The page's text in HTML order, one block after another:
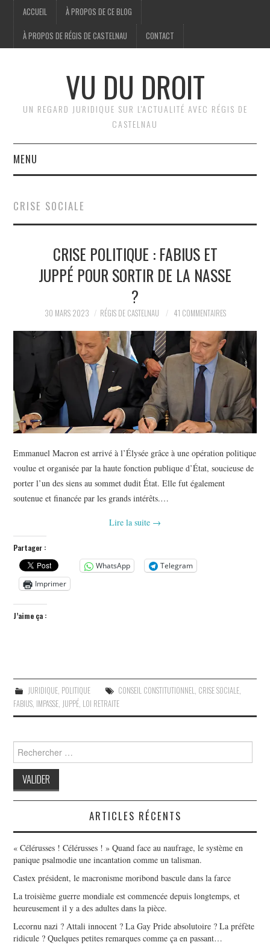
ACCUEIL À PROPOS DE CE BLOG
À PROPOS DE RÉGIS DE CASTELNAU CONTACT
VU DU DROIT
UN REGARD JURIDIQUE SUR L'ACTUALITÉ AVEC RÉGIS DE
CASTELNAU
MENU
BRÈVES
JURIDIQUE
POLITIQUE
HISTOIRE
CULTURE
CRISE SOCIALE
CRISE POLITIQUE : FABIUS ET
JUPPÉ POUR SORTIR DE LA NASSE
?
30 MARS 2023 RÉGIS DE CASTELNAU 41 COMMENTAIRES
Emmanuel Macron est arrivé à l’Élysée grâce à une opération politique
voulue et organisée par la haute fonction publique d’État, soucieuse de
porter l’un des siens au sommet dudit État. Elle fut également
soutenue et financée par les grands intérêts.…
Lire la suite →
Partager :
WhatsApp
Telegram
Imprimer
J’aime ça :
JURIDIQUE, POLITIQUE CONSEIL CONSTITUTIONNEL, CRISE SOCIALE,
FABIUS, IMPASSE, JUPPÉ, LOI RETRAITE
Search
for:
ARTICLES RÉCENTS
« Célérusses ! Célérusses ! » Quand face au naufrage, le système en
panique psalmodie une incantation comme un talisman.
Castex président, le macronisme moribond bascule dans la farce
La troisième guerre mondiale est commencée depuis longtemps, et
heureusement il y a des adultes dans la pièce.
Lecornu nazi ? Attali innocent ? La Gay Pride absolutoire ? La préfète
ridicule ? Quelques petites remarques comme ça en passant…